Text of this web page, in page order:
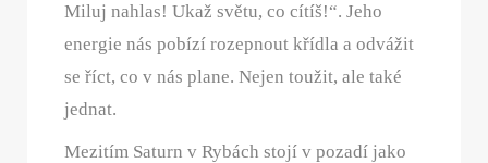
Miluj nahlas! Ukaž světu, co cítíš!“. Jeho
energie nás pobízí rozepnout křídla a odvážit
se říct, co v nás plane. Nejen toužit, ale také
jednat.
Mezitím Saturn v Rybách stojí v pozadí jako